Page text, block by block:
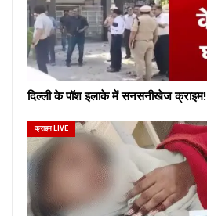
दिल्ली के पॉश इलाके में सनसनीखेज क्राइम!
क्राइम LIVE